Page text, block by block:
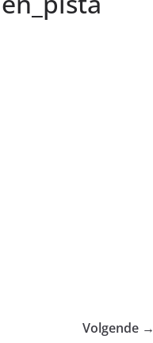
Volgende →